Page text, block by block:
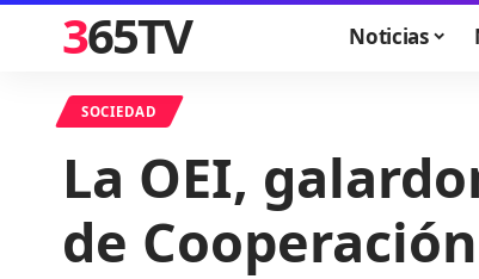
365TV Noticias
SOCIEDAD
La OEI,
de